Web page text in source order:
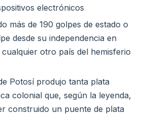
electrónicos
más de 190 golpes de estado o
desde su independencia en
cualquier otro país del hemisferio
Potosí produjo tanta plata
colonial que, según la leyenda,
construido un puente de plata